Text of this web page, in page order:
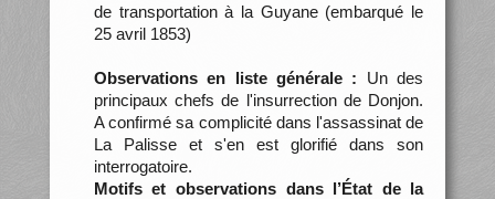
de transportation à la Guyane (embarqué le
25 avril 1853)
Observations en liste générale : Un des
principaux chefs de l'insurrection de Donjon.
A confirmé sa complicité dans l'assassinat de
La Palisse et s'en est glorifié dans son
interrogatoire.
Motifs et observations dans l’État de la